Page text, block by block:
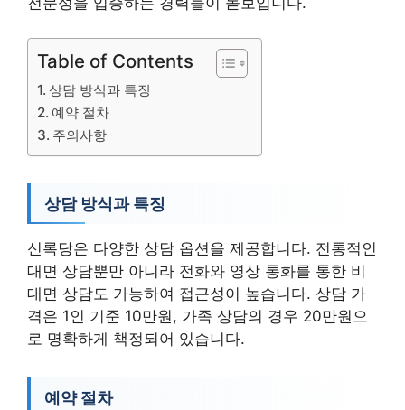
Table of Contents
상담 방식과 특징
예약 절차
주의사항
상담 방식과 특징
신록당은 다양한 상담 옵션을 제공합니다. 전통적인
대면 상담뿐만 아니라 전화와 영상 통화를 통한 비
대면 상담도 가능하여 접근성이 높습니다. 상담 가
격은 1인 기준 10만원, 가족 상담의 경우 20만원으
로 명확하게 책정되어 있습니다.
예약 절차